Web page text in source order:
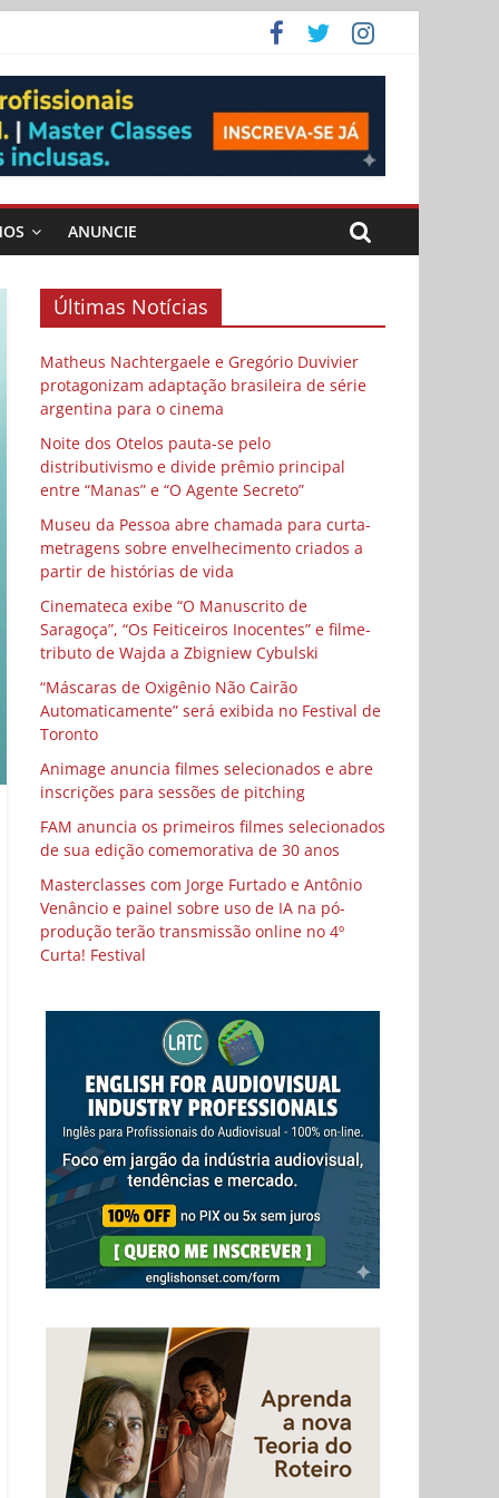
vida
Cybulski
ANUNCIE
Últimas Notícias
Matheus Nachtergaele e Gregório Duvivier
protagonizam adaptação brasileira de série
argentina para o cinema
Noite dos Otelos pauta-se pelo
distributivismo e divide prêmio principal
entre “Manas” e “O Agente Secreto”
Museu da Pessoa abre chamada para curta-
metragens sobre envelhecimento criados a
partir de histórias de vida
Cinemateca exibe “O Manuscrito de
Saragoça”, “Os Feiticeiros Inocentes” e filme-
tributo de Wajda a Zbigniew Cybulski
“Máscaras de Oxigênio Não Cairão
Automaticamente” será exibida no Festival de
Toronto
Animage anuncia filmes selecionados e abre
inscrições para sessões de pitching
FAM anuncia os primeiros filmes selecionados
de sua edição comemorativa de 30 anos
Masterclasses com Jorge Furtado e Antônio
Venâncio e painel sobre uso de IA na pó-
produção terão transmissão online no 4º
Curta! Festival